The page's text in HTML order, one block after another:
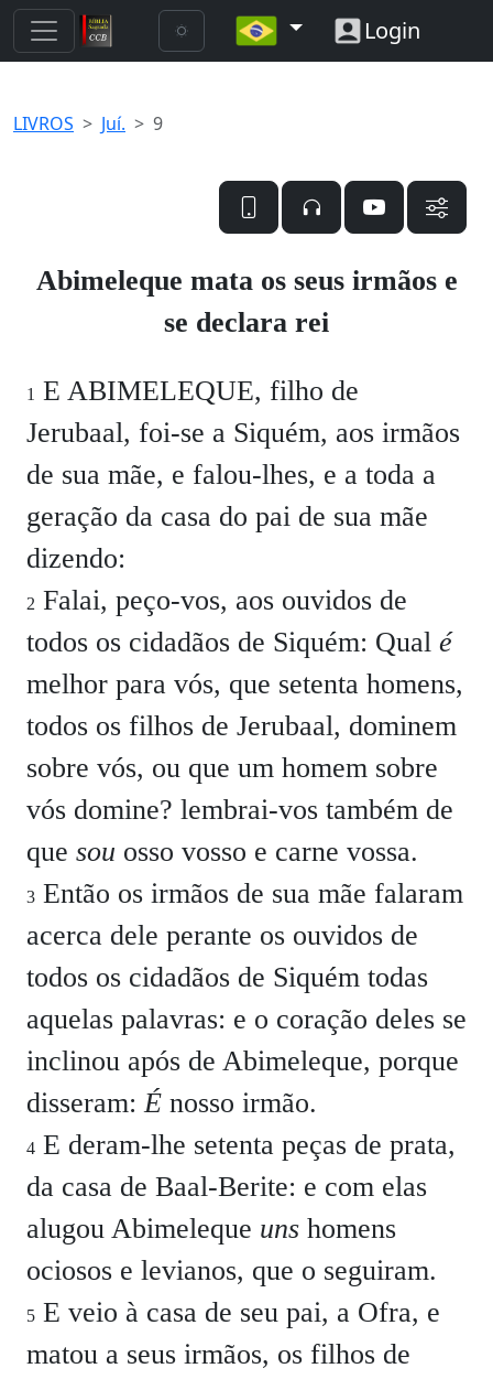
Login
LIVROS Juí. 9
Abimeleque mata os seus irmãos e
se declara rei
1 E ABIMELEQUE, filho de
Jerubaal, foi-se a Siquém, aos irmãos
de sua mãe, e falou-lhes, e a toda a
geração da casa do pai de sua mãe
dizendo:
2 Falai, peço-vos, aos ouvidos de
todos os cidadãos de Siquém: Qual é
melhor para vós, que setenta homens,
todos os filhos de Jerubaal, dominem
sobre vós, ou que um homem sobre
vós domine? lembrai-vos também de
que sou osso vosso e carne vossa.
3 Então os irmãos de sua mãe falaram
acerca dele perante os ouvidos de
todos os cidadãos de Siquém todas
aquelas palavras: e o coração deles se
inclinou após de Abimeleque, porque
disseram:É nosso irmão.
4 E deram-lhe setenta peças de prata,
da casa de Baal-Berite: e com elas
alugou Abimeleque uns homens
ociosos e levianos, que o seguiram.
5 E veio à casa de seu pai, a Ofra, e
matou a seus irmãos, os filhos de